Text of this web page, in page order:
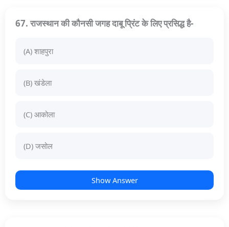
67. राजस्थान की कौनसी जगह दाबू प्रिंट के लिए प्रसिद्ध है-
(A) शाहपुरा
(B) खंडेला
(C) आकोला
(D) जसोल
Show Answer